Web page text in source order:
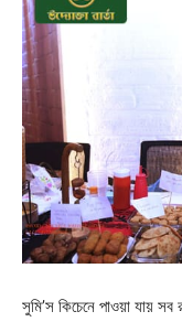
সুমি’স কিচেনে পাওয়া যায়